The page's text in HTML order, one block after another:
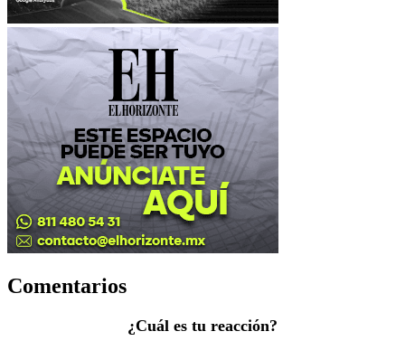
Comentarios